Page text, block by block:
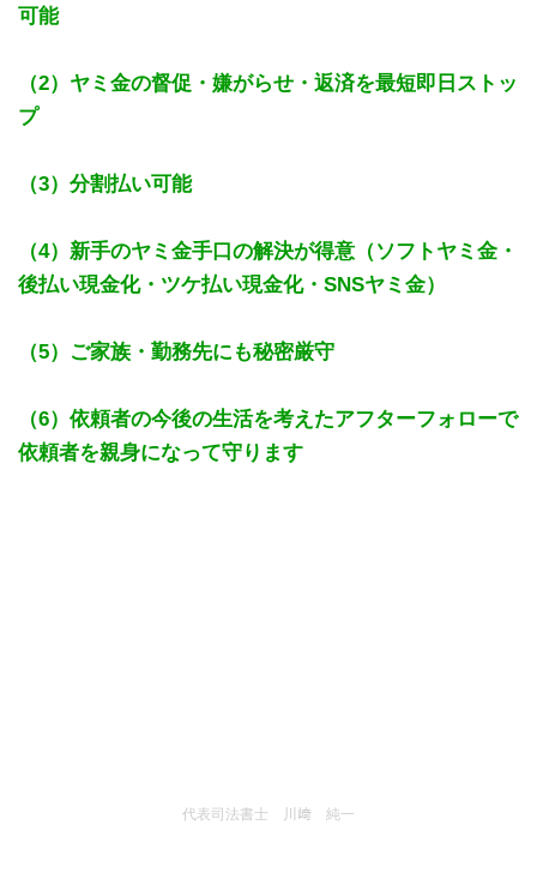
可能
（2）ヤミ金の督促・嫌がらせ・返済を最短即日ストッ
プ
（3）分割払い可能
（4）新手のヤミ金手口の解決が得意（ソフトヤミ金・
後払い現金化・ツケ払い現金化・SNSヤミ金）
（5）ご家族・勤務先にも秘密厳守
（6）依頼者の今後の生活を考えたアフターフォローで
依頼者を親身になって守ります
代表司法書士 川﨑 純一